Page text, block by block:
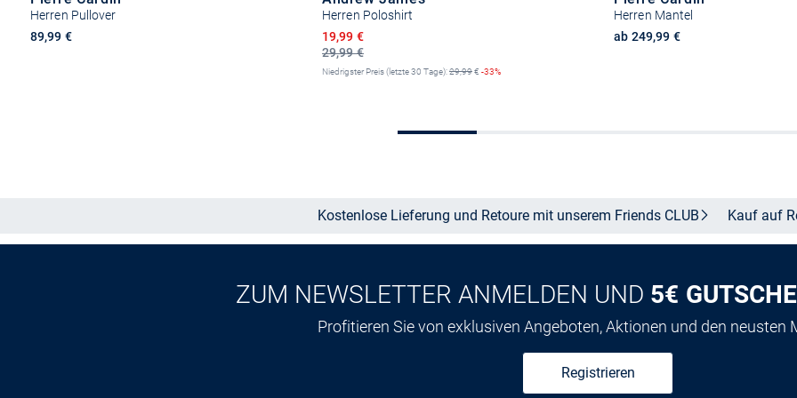
Herren Pullover
89,99 €
Herren Poloshirt
29,99 €
Ermäßigter Preis
19,99 €
Niedrigster Preis (letzte 30 Tage):29,99€ -33%
Herren Mantel
ab 249,99 €
Kostenlose Lieferung und Retoure mit unserem Friends CLUB Kauf auf
ZUM NEWSLETTER ANMELDEN UND 5€
Profitieren Sie von exklusiven Angeboten, Aktionen und den neusten
Registrieren